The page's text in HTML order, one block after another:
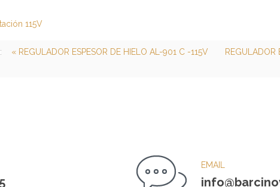
115V
« REGULADOR ESPESOR DE HIELO AL-901 C -115V
REGULADOR
EMAIL